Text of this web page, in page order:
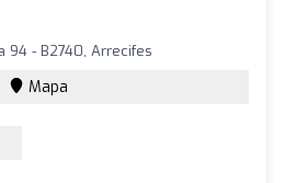
94 - B2740, Arrecifes
Mapa